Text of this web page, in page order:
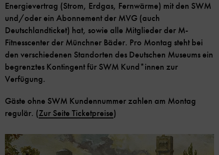
Energievertrag (Strom, Erdgas, Fernwärme) mit den SWM
und/oder ein Abonnement der MVG (auch
Deutschlandticket) hat, sowie alle Mitglieder der M-
Fitnesscenter der Münchner Bäder. Pro Montag steht bei
den verschiedenen Standorten des Deutschen Museums ein
begrenztes Kontingent für SWM Kund*innen zur
Verfügung.
Gäste ohne SWM Kundennummer zahlen am Montag
regulär. (Zur Seite Ticketpreise)